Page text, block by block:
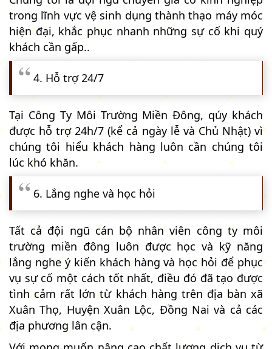
trong lĩnh vực vệ sinh dụng thành thạo máy móc
hiện đại, khắc phục nhanh những sự cố khi quý
khách cần gấp..
4. Hỗ trợ 24/7
Tại Công Ty Môi Trường Miền Đông, qúy khách
được hỗ trợ 24h/7 (kể cả ngày lễ và Chủ Nhật) vì
chúng tôi hiểu khách hàng luôn cần chúng tôi
lúc khó khăn.
6. Lắng nghe và học hỏi
Tất cả đội ngũ cán bộ nhân viên công ty môi
trường miền đông luôn được học và kỹ năng
lắng nghe ý kiến khách hàng và học hỏi để phục
vụ sự cố một cách tốt nhất, điều đó đã tạo được
tình cảm rất lớn từ khách hàng trên địa bàn xã
Xuân Thọ, Huyện Xuân Lộc, Đồng Nai và cả các
địa phương lân cận.